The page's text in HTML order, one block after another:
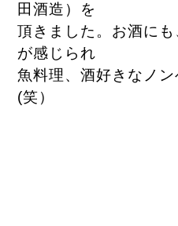
田酒造）を
頂きました。お酒に
が感じられ
魚料理、酒好きなノ
(笑）